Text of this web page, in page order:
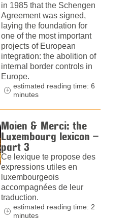
in 1985 that the Schengen
Agreement was signed,
laying the foundation for
one of the most important
projects of European
integration: the abolition of
internal border controls in
Europe.
estimated reading time: 6
minutes
Moien & Merci: the
Luxembourg lexicon –
part 3
Ce lexique te propose des
expressions utiles en
luxembourgeois
accompagnées de leur
traduction.
estimated reading time: 2
minutes